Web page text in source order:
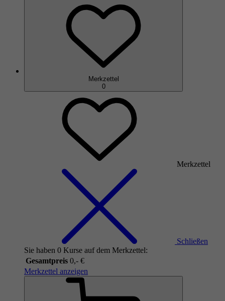
Merkzettel
0
Merkzettel
Schließen
Sie haben 0 Kurse auf dem Merkzettel:
Gesamtpreis 0,- €
Merkzettel anzeigen